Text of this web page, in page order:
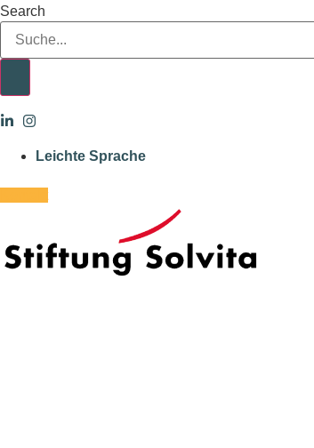
Skip
content
Search
Leichte Sprache